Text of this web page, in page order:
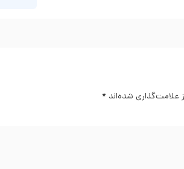
علامت‌گذاری شده‌اند *